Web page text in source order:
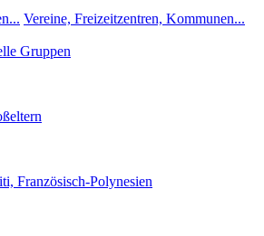
Vereine, Freizeitzentren, Kommunen...
Gruppen
Französisch-Polynesien